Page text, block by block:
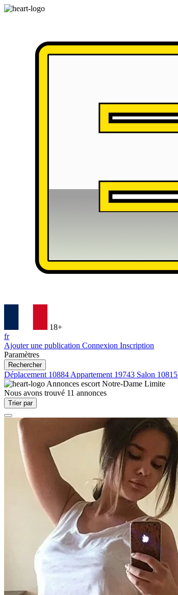
18+
fr
Ajouter une publication Connexion Inscription
Paramètres
Rechercher
Déplacement 10884 Appartement 19743 Salon 10815
Annonces escort Notre-Dame Limite
Nous avons trouvé 11 annonces
Trier par